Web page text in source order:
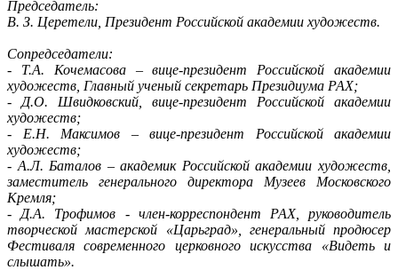
Председатель:
В. З. Церетели, Президент Российской академии художеств.
Сопредседатели:
- Т.А. Кочемасова – вице-президент Российской академии
художеств, Главный ученый секретарь Президиума РАХ;
- Д.О. Швидковский, вице-президент Российской академии
художеств;
- Е.Н. Максимов – вице-президент Российской академии
художеств;
- А.Л. Баталов – академик Российской академии художеств,
заместитель генерального директора Музеев Московского
Кремля;
- Д.А. Трофимов - член-корреспондент РАХ, руководитель
творческой мастерской «Царьград», генеральный продюсер
Фестиваля современного церковного искусства «Видеть и
слышать».